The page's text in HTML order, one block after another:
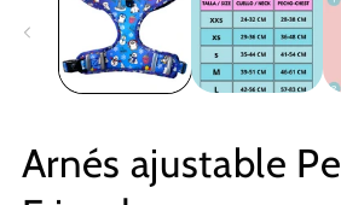
Arnés ajustable